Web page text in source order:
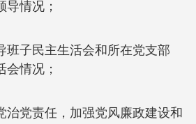
情况；
班子民主生活会和所在党支部
会情况；
治党责任，加强党风廉政建设和